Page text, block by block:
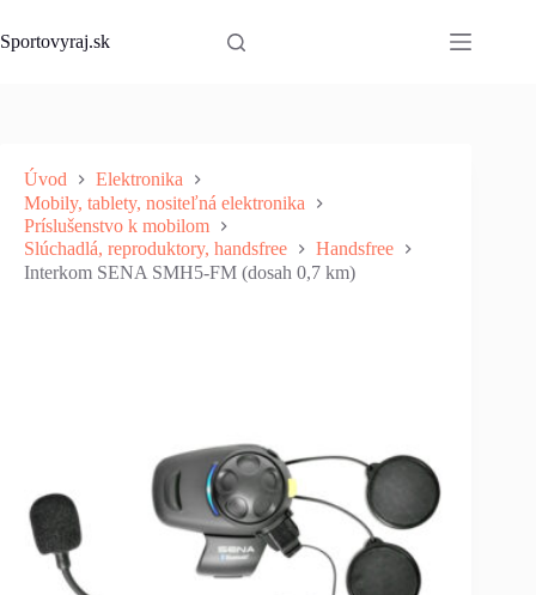
to
content
Sportovyraj.sk
Úvod
Elektronika
Mobily, tablety, nositeľná elektronika
Príslušenstvo k mobilom
Slúchadlá, reproduktory, handsfree
Handsfree
Interkom SENA SMH5-FM (dosah 0,7 km)